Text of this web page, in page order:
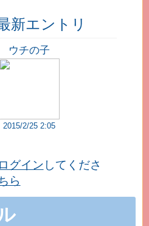
新エントリ
ウチの子
2015/2/25 2:05
ログイン してくださ
ら